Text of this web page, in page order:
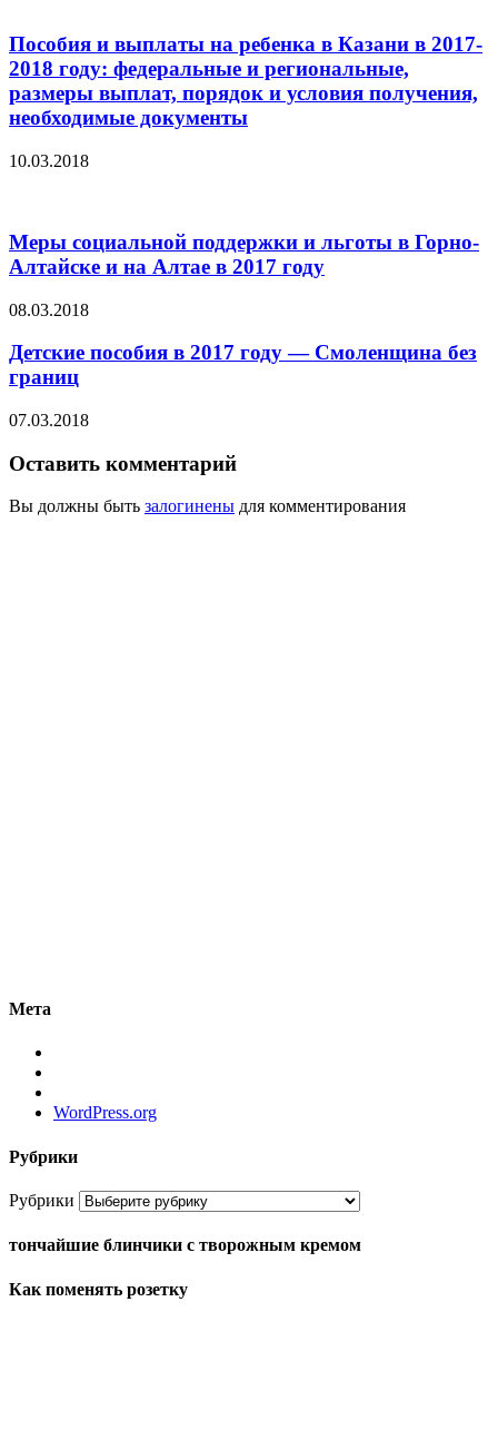
Пособия и выплаты на ребенка в Казани в 2017-
2018 году: федеральные и региональные,
размеры выплат, порядок и условия получения,
необходимые документы
10.03.2018
Меры социальной поддержки и льготы в Горно-
Алтайске и на Алтае в 2017 году
08.03.2018
Детские пособия в 2017 году — Смоленщина без
границ
07.03.2018
Оставить комментарий
Вы должны быть залогинены для комментирования
Мета
WordPress.org
Рубрики
Рубрики
тончайшие блинчики с творожным кремом
Как поменять розетку